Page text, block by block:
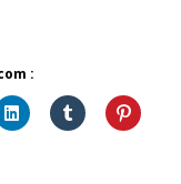
: